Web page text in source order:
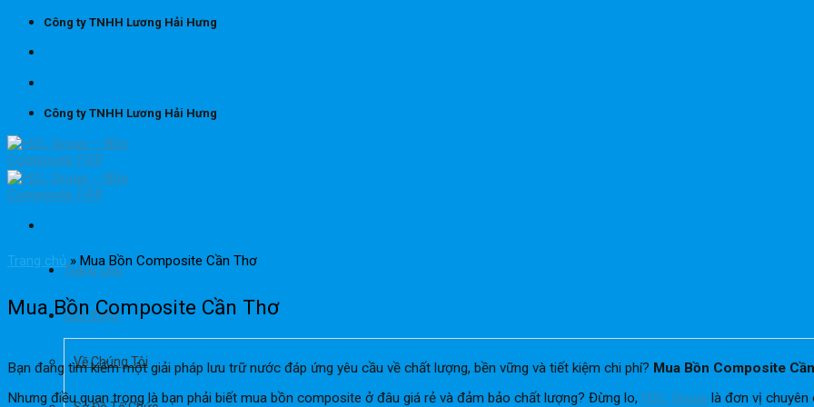
Skip
content
Công ty TNHH Lương Hải Hưng
Công ty TNHH Lương Hải Hưng
Trang chủ
Giới thiệu
Về Chúng Tôi
Trang chủ» Mua Bồn Composite Cần Thơ
Mua Bồn Composite Cần Thơ
Bạn đang tìm kiếm một giải pháp lưu trữ nước đáp ứng yêu cầu về chất lượng, bền vững và tiết kiệm chi phí? Mua Bồn Composite
Nhưng điều quan trọng là bạn phải biết mua bồn composite ở đâu giá rẻ và đảm bảo chất lượng? Đừng lo, H2L Group là đơn vị